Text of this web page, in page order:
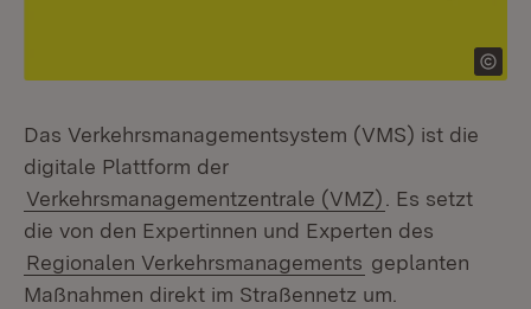
Das Verkehrsmanagementsystem (VMS) ist die
digitale Plattform der
Verkehrsmanagementzentrale (VMZ)
. Es setzt
die von den Expertinnen und Experten des
Regionalen Verkehrsmanagements geplanten
Maßnahmen direkt im Straßennetz um.